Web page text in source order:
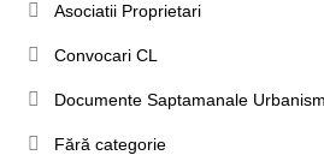
Asociatii Proprietari
Convocari CL
Documente Saptamanale Urbanism
Fără categorie